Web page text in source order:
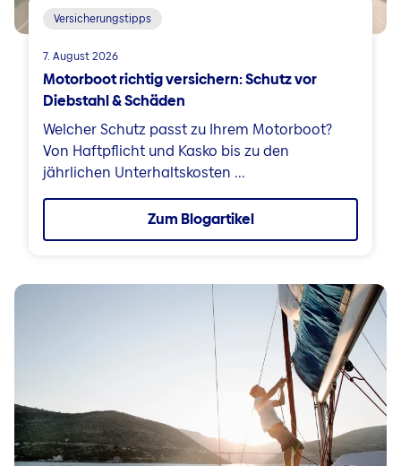
Versicherungstipps
7. August 2026
Motorboot richtig versichern: Schutz vor
Diebstahl & Schäden
Welcher Schutz passt zu Ihrem Motorboot?
Von Haftpflicht und Kasko bis zu den
jährlichen Unterhaltskosten ...
Zum Blogartikel